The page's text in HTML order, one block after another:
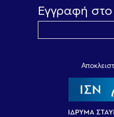
Εγγραφή